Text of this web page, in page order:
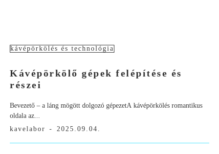
kávépörkölés és technológia
Kávépörkölő gépek felépítése és
részei
Bevezető – a láng mögött dolgozó gépezetA kávépörkölés romantikus
oldala az...
kavelabor
- 2025.09.04.